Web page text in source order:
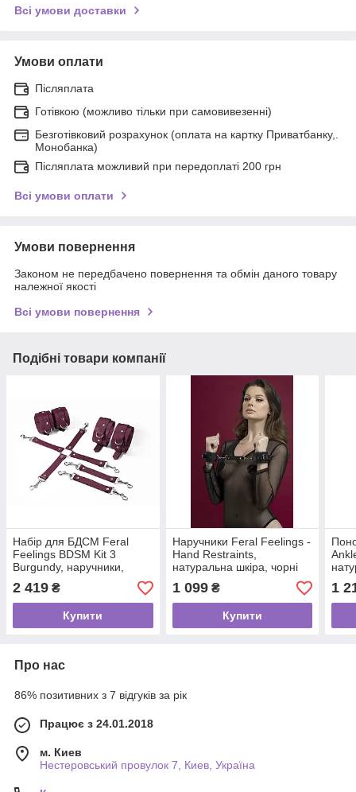
Всі умови доставки
Умови оплати
Післяплата
Готівкою (можливо тільки при самовивезенні)
Безготівковий розрахунок (оплата на картку Приватбанку,.
Монобанка)
Післяплата можливий при передоплаті 200 грн
Всі умови оплати
Умови повернення
Законом не передбачено повернення та обмін даного товару
належної якості
Всі умови повернення
Подібні товари компанії
Набір для БДСМ Feral
Feelings BDSM Kit 3
Burgundy, наручники,
поножі, хрестовина
2 419 ₴
Купити
Наручники Feral Feelings -
Hand Restraints,
натуральна шкіра, чорні
1 099₴
Купити
1
Про нас
86% позитивних з 7 відгуків за рік
Працює з 24.01.2018
м. Киев
Нестеровський провулок 7, Киев, Україна